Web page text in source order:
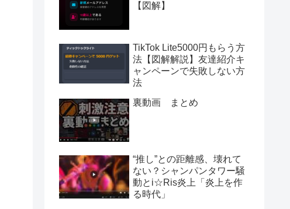
【図解】
TikTok Lite5000円もらう方
法【図解解説】友達紹介キ
ャンペーンで失敗しない方
法
裏動画 まとめ
“推し”との距離感、壊れて
ない？シャンパンタワー騒
動とi☆Ris炎上「炎上を作
る時代」